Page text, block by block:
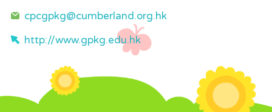
cpcgpkg@cumberland.org.hk
http://www.gpkg.edu.hk